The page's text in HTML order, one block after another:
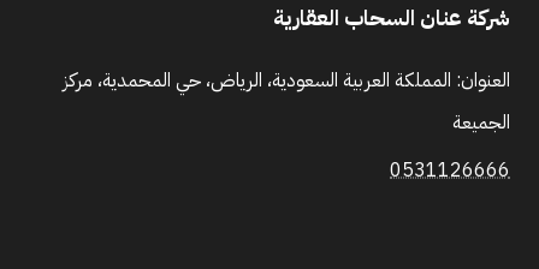
شركة عنان السحاب العقارية
العنوان: المملكة العربية السعودية، الرياض، حي المحمدية، مركز
الجميعة
0531126666